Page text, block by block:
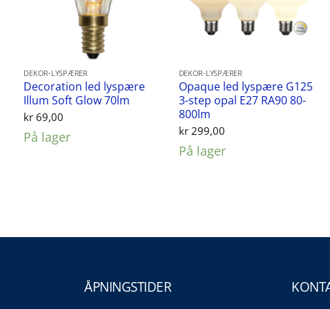
DEKOR-LYSPÆRER
Decoration led lyspære
Illum Soft Glow 70lm
kr 69,00
På lager
DEKOR-LYSPÆRER
Opaque led lyspære G125
3-step opal E27 RA90 80-
800lm
kr299,00
På lager
ÅPNINGSTIDER